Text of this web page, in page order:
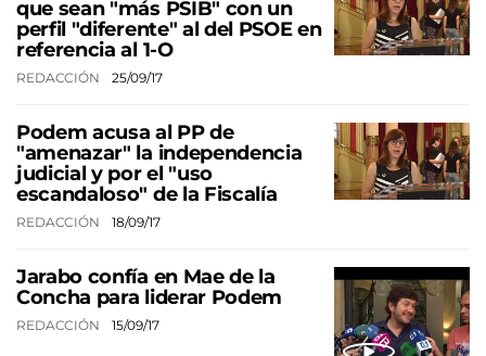
que sean "más PSIB" con un
perfil "diferente" al del PSOE en
referencia al 1-O
REDACCIÓN 25/09/17
Podem acusa al PP de
"amenazar" la independencia
judicial y por el "uso
escandaloso" de la Fiscalía
REDACCIÓN 18/09/17
Jarabo confía en Mae de la
Concha para liderar Podem
REDACCIÓN 15/09/17